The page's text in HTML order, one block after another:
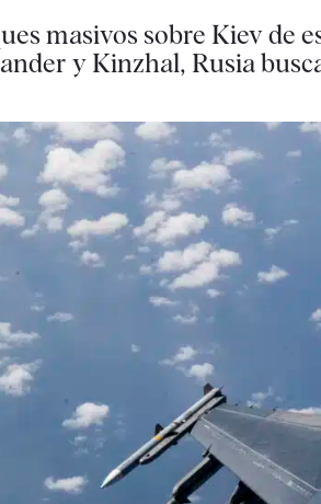
masivos sobre Kiev de
y Kinzhal, Rusia